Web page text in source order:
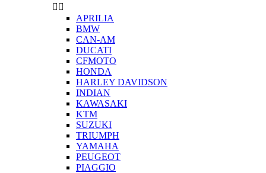
 
APRILIA
BMW
CAN-AM
DUCATI
CFMOTO
HONDA
HARLEY DAVIDSON
INDIAN
KAWASAKI
KTM
SUZUKI
TRIUMPH
YAMAHA
PEUGEOT
PIAGGIO